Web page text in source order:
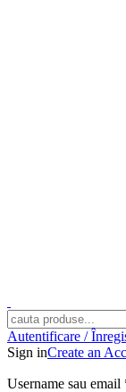
Autentificare /
Sign inCreate an
Username sau email